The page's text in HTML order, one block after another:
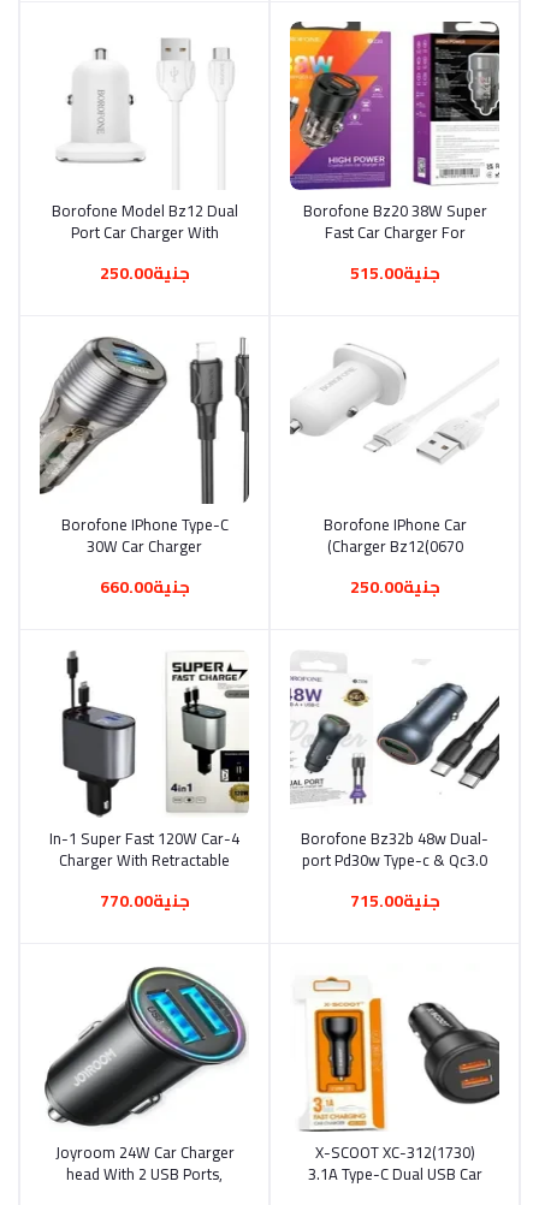
أضف إلى السلة
Borofone Bz20 38W Super
Fast Car Charger For
جنية515.00
أضف إلى السلة
Borofone Model Bz12 Dual
Port Car Charger With
Colour, Usb (0345)
جنية250.00
أضف إلى السلة
Borofone IPhone Car
Charger Bz12(0670)
جنية250.00
أضف إلى السلة
Borofone IPhone Type-C
30W Car Charger
جنية660.00
أضف إلى السلة
Borofone Bz32b 48w Dual-
port Pd30w Type-c & Qc3.0
Metal Type-c Cable (1785)
جنية715.00
أضف إلى السلة
4-In-1 Super Fast 120W Car
Charger With Retractable
USB Ports, And Digital
جنية770.00
أضف إلى السلة
X-SCOOT XC-312(1730)
3.1A Type-C Dual USB Car
أضف إلى السلة
Joyroom 24W Car Charger
head With 2 USB Ports,